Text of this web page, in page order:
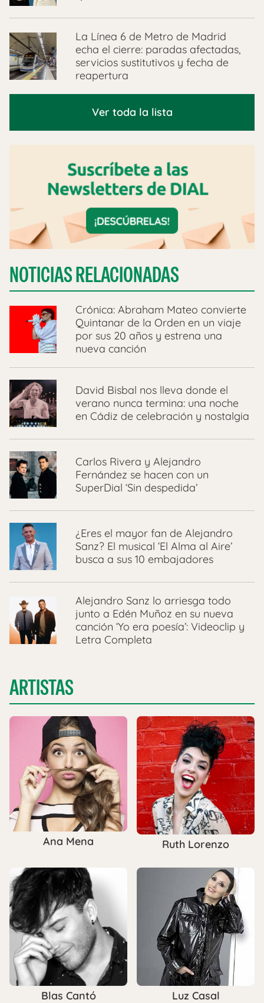
La Línea 6 de Metro de Madrid
echa el cierre: paradas afectadas,
servicios sustitutivos y fecha de
reapertura
Ver toda la lista
NOTICIAS RELACIONADAS
Crónica: Abraham Mateo convierte
Quintanar de la Orden en un viaje
por sus 20 años y estrena una
nueva canción
David Bisbal nos lleva donde el
verano nunca termina: una noche
en Cádiz de celebración y nostalgia
Carlos Rivera y Alejandro
Fernández se hacen con un
SuperDial ‘Sin despedida’
¿Eres el mayor fan de Alejandro
Sanz? El musical ‘El Alma al Aire’
busca a sus 10 embajadores
Alejandro Sanz lo arriesga todo
junto a Edén Muñoz en su nueva
canción ‘Yo era poesía’: Videoclip y
Letra Completa
ARTISTAS
Ana Mena Ruth Lorenzo
Blas Cantó Luz Casal